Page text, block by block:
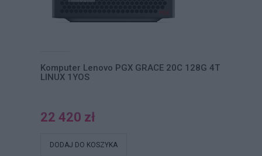
Komputer Lenovo PGX GRACE 20C 128G 4T
LINUX 1YOS
22 420 zł
DODAJ DO KOSZYKA